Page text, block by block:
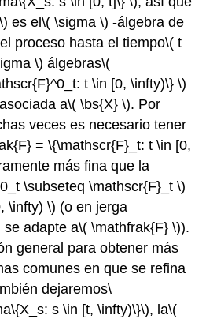
es el\( \sigma \) -álgebra de
proceso hasta el tiempo\( t
\) álgebras\(
t \in [0, \infty)\} \)
a\( \bs{X} \). Por
veces es necesario tener
= \{\mathscr{F}_t: t \in [0,
más fina que la
\subseteq \mathscr{F}_t \)
\infty) \) (o en jerga
se adapte a\( \mathfrak{F} \)).
general para obtener más
comunes en que se refina
dejaremos\
s \in [t, \infty)\}\), la\(